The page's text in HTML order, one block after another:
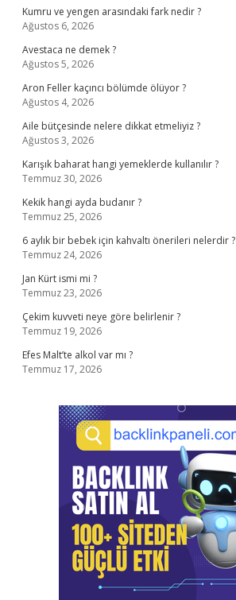
Kumru ve yengen arasındaki fark nedir ?
Ağustos 6, 2026
Avestaca ne demek ?
Ağustos 5, 2026
Aron Feller kaçıncı bölümde ölüyor ?
Ağustos 4, 2026
Aile bütçesinde nelere dikkat etmeliyiz ?
Ağustos 3, 2026
Karışık baharat hangi yemeklerde kullanılır ?
Temmuz 30, 2026
Kekik hangi ayda budanır ?
Temmuz 25, 2026
6 aylık bir bebek için kahvaltı önerileri nelerdir ?
Temmuz 24, 2026
Jan Kürt ismi mi ?
Temmuz 23, 2026
Çekim kuvveti neye göre belirlenir ?
Temmuz 19, 2026
Efes Malt’te alkol var mı ?
Temmuz 17, 2026